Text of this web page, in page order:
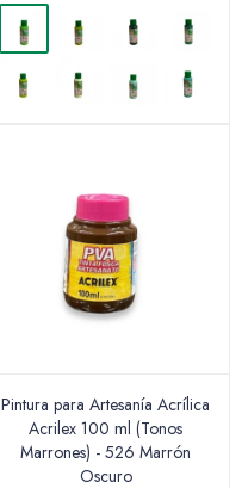
Pintura para Artesanía Acrílica
Acrilex 100 ml (Tonos
Marrones) - 526 Marrón
Oscuro